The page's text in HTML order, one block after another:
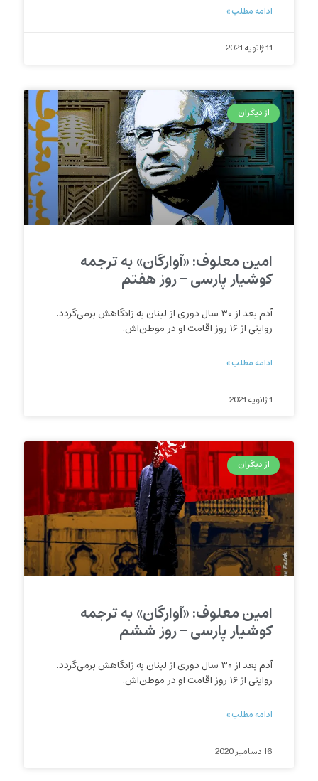
ادامه مطلب »
11 ژانویه 2021
از دیگران
امین معلوف: «آوارگان» به ترجمه
کوشیار پارسی – روز هفتم
آدم بعد از ۳۰ سال دوری از لبنان به زادگاهش برمی‌گردد.
روایتی از ۱۶ روز اقامت او در موطن‌اش.
ادامه مطلب »
1 ژانویه 2021
از دیگران
امین معلوف: «آوارگان» به ترجمه
کوشیار پارسی – روز ششم
آدم بعد از ۳۰ سال دوری از لبنان به زادگاهش برمی‌گردد.
روایتی از ۱۶ روز اقامت او در موطن‌اش.
ادامه مطلب »
16 دسامبر 2020